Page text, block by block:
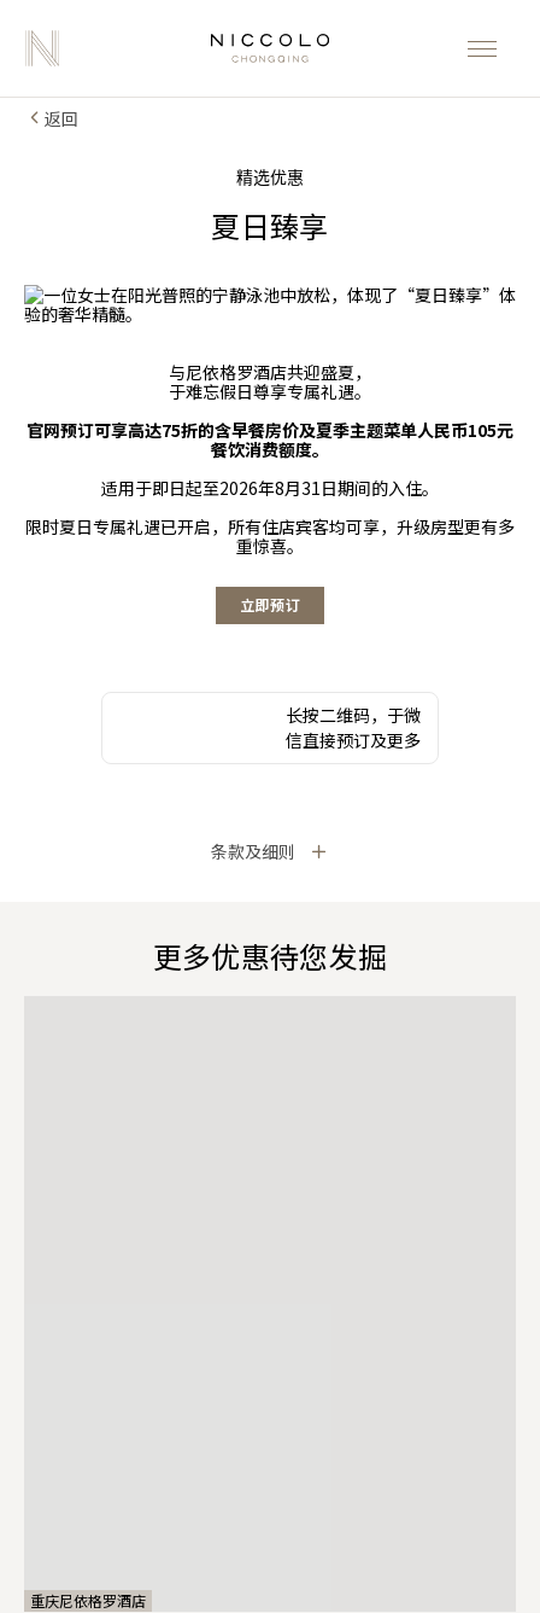
返回
精选优惠
夏日臻享
与尼依格罗酒店共迎盛夏，
于难忘假日尊享专属礼遇。
官网预订可享高达75折的含早餐房价及夏季主题菜单人民币105元
餐饮消费额度。
适用于即日起至2026年8月31日期间的入住。
限时夏日专属礼遇已开启，所有住店宾客均可享，升级房型更有多
重惊喜。
立即预订
长按二维码，于微
信直接预订及更多
条款及细则
更多优惠待您发掘
重庆尼依格罗酒店